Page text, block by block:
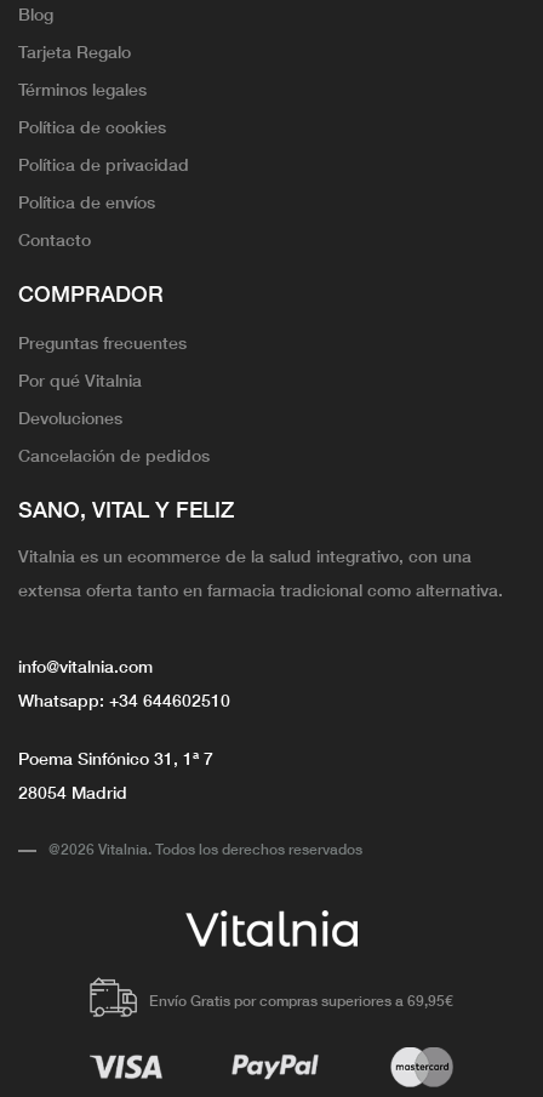
Blog
Tarjeta Regalo
Términos legales
Política de cookies
Política de privacidad
Política de envíos
Contacto
COMPRADOR
Preguntas frecuentes
Por qué Vitalnia
Devoluciones
Cancelación de pedidos
SANO, VITAL Y FELIZ
Vitalnia es un ecommerce de la salud integrativo, con una
extensa oferta tanto en farmacia tradicional como alternativa.
info@vitalnia.com
Whatsapp: +34 644602510
Poema Sinfónico 31, 1ª 7
28054 Madrid
@2026 Vitalnia. Todos los derechos reservados
Envío Gratis por compras superiores a 69,95€